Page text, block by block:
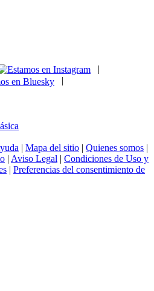
|
|
| Mapa del sitio | Quienes somos |
| Aviso Legal | Condiciones de Uso y
| Preferencias del consentimiento de